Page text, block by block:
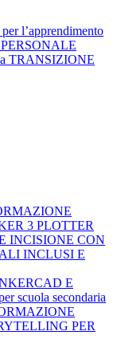
l’apprendimento
TRANSIZIONE
3 PLOTTER
INCISIONE CON
INCLUSI E
E
scuola secondaria
PER